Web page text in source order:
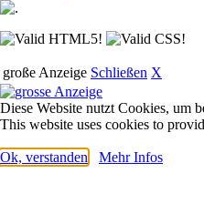
große Anzeige Schließen X
Diese Website nutzt Cookies, um
This website uses cookies to
Ok, verstanden Mehr Infos